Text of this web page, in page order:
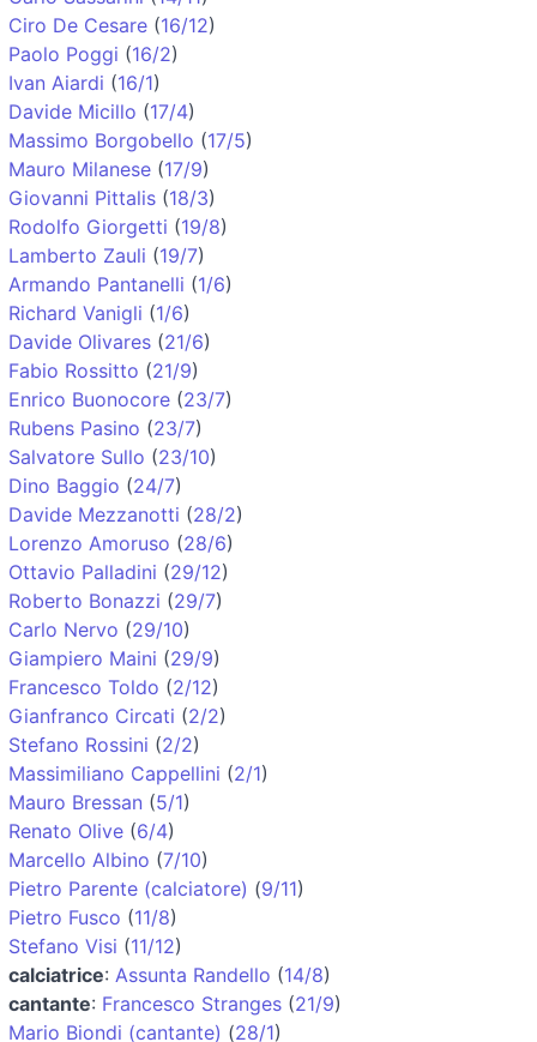
Ciro De Cesare (16/12)
Paolo Poggi (16/2)
Ivan Aiardi (16/1)
Davide Micillo (17/4)
Massimo Borgobello (17/5)
Mauro Milanese (17/9)
Giovanni Pittalis (18/3)
Rodolfo Giorgetti (19/8)
Lamberto Zauli (19/7)
Armando Pantanelli (1/6)
Richard Vanigli (1/6)
Davide Olivares (21/6)
Fabio Rossitto (21/9)
Enrico Buonocore (23/7)
Rubens Pasino (23/7)
Salvatore Sullo (23/10)
Dino Baggio (24/7)
Davide Mezzanotti (28/2)
Lorenzo Amoruso (28/6)
Ottavio Palladini (29/12)
Roberto Bonazzi (29/7)
Carlo Nervo (29/10)
Giampiero Maini (29/9)
Francesco Toldo (2/12)
Gianfranco Circati (2/2)
Stefano Rossini (2/2)
Massimiliano Cappellini (2/1)
Mauro Bressan (5/1)
Renato Olive (6/4)
Marcello Albino (7/10)
Pietro Parente (calciatore) (9/11)
Pietro Fusco (11/8)
Stefano Visi (11/12)
calciatrice: Assunta Randello (14/8)
cantante: Francesco Stranges (21/9)
Mario Biondi (cantante) (28/1)